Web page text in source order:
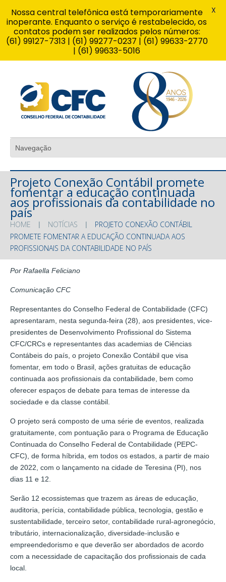
Projeto Conexão Contábil promete
fomentar a educação continuada
aos profissionais da contabilidade no
país
HOME NOTÍCIAS
PROJETO CONEXÃO CONTÁBIL
PROMETE FOMENTAR A EDUCAÇÃO CONTINUADA AOS
PROFISSIONAIS DA CONTABILIDADE NO PAÍS
Por Rafaella Feliciano
Comunicação CFC
Representantes do Conselho Federal de Contabilidade (CFC)
apresentaram, nesta segunda-feira (28), aos presidentes, vice-
presidentes de Desenvolvimento Profissional do Sistema
CFC/CRCs e representantes das academias de Ciências
Contábeis do país, o projeto Conexão Contábil que visa
fomentar, em todo o Brasil, ações gratuitas de educação
continuada aos profissionais da contabilidade, bem como
oferecer espaços de debate para temas de interesse da
sociedade e da classe contábil.
O projeto será composto de uma série de eventos, realizada
gratuitamente, com pontuação para o Programa de Educação
Continuada do Conselho Federal de Contabilidade (PEPC-
CFC), de forma híbrida, em todos os estados, a partir de maio
de 2022, com o lançamento na cidade de Teresina (PI), nos
dias 11 e 12.
Serão 12 ecossistemas que trazem as áreas de educação,
auditoria, perícia, contabilidade pública, tecnologia, gestão e
sustentabilidade, terceiro setor, contabilidade rural-agronegócio,
tributário, internacionalização, diversidade-inclusão e
empreendedorismo e que deverão ser abordados de acordo
com a necessidade de capacitação dos profissionais de cada
local.
Nossa central telefônica está temporariamente
inoperante. Enquanto o serviço é restabelecido, os
contatos podem ser realizados pelos números:
(61) 99127-7313 | (61) 99277-0237 | (61) 99633-2770
| (61) 99633-5016
X